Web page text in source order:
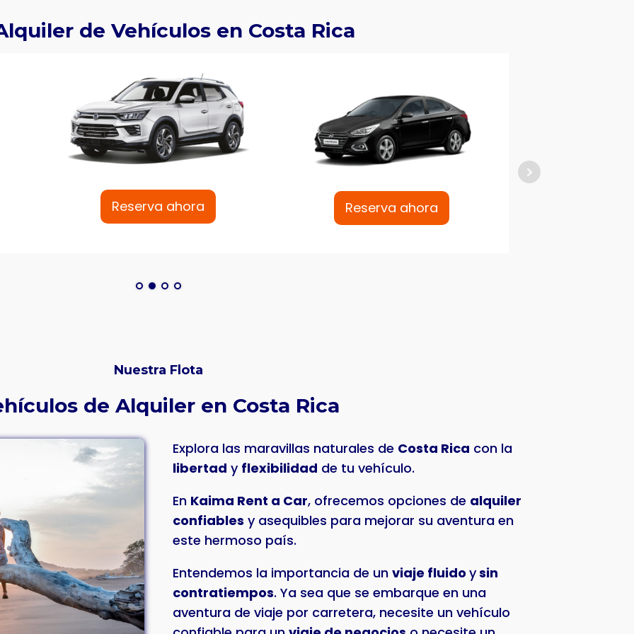
de Vehículos en Costa Rica
Reserva ahora Reserva ahora
Nuestra Flota
de Alquiler en Costa Rica
Explora las maravillas naturales de Costa Rica con la
libertad y flexibilidad de tu vehículo.
En Kaima Rent a Car, ofrecemos opciones de alquiler
confiables y asequibles para mejorar su aventura en
este hermoso país.
Entendemos la importancia de un viaje fluido ysin
contratiempos. Ya sea que se embarque en una
aventura de viaje por carretera, necesite un vehículo